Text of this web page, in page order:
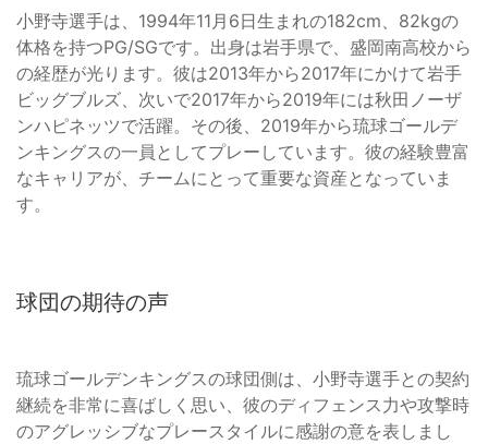
小野寺選手は、1994年11月6日生まれの182cm、82kgの
体格を持つPG/SGです。出身は岩手県で、盛岡南高校から
の経歴が光ります。彼は2013年から2017年にかけて岩手
ビッグブルズ、次いで2017年から2019年には秋田ノーザ
ンハピネッツで活躍。その後、2019年から琉球ゴールデ
ンキングスの一員としてプレーしています。彼の経験豊富
なキャリアが、チームにとって重要な資産となっていま
す。
球団の期待の声
琉球ゴールデンキングスの球団側は、小野寺選手との契約
継続を非常に喜ばしく思い、彼のディフェンス力や攻撃時
のアグレッシブなプレースタイルに感謝の意を表しまし